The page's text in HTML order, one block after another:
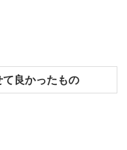
良かったもの